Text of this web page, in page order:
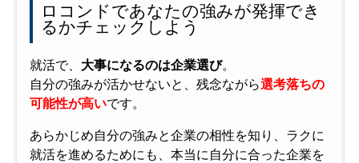
ロコンドであなたの強みが発揮でき
るかチェックしよう
就活で、 大事になるのは企業選び。
自分の強みが活かせないと、残念ながら選考落ちの
可能性が高いです。
あらかじめ自分の強みと企業の相性を知り、ラクに
就活を進めるためにも、本当に自分に合った企業を